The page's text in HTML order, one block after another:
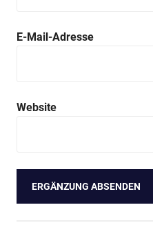
E-Mail-Adresse
Website